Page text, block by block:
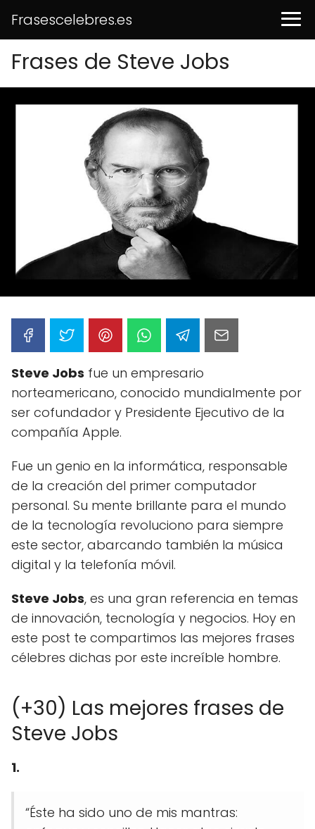
Frasescelebres.es
Frases de Steve Jobs
Steve Jobs fue un empresario
norteamericano, conocido mundialmente por
ser cofundador y Presidente Ejecutivo de la
compañía Apple.
Fue un genio en la informática, responsable
de la creación del primer computador
personal. Su mente brillante para el mundo
de la tecnología revoluciono para siempre
este sector, abarcando también la música
digital y la telefonía móvil.
Steve Jobs, es una gran referencia en temas
de innovación, tecnología y negocios. Hoy en
este post te compartimos las mejores frases
célebres dichas por este increíble hombre.
(+30) Las mejores frases de
Steve Jobs
1.
“Éste ha sido uno de mis mantras: